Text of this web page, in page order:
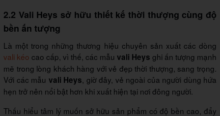
2.2 Vali Heys sở hữu thiết kế thời thượng cùng độ
bền ấn tượng
Là một trong những thương hiệu chuyên sản xuất các dòng
vali kéo cao cấp, vì thế, các mẫu vali Heys ghi ấn tượng mạnh
mẽ trong lòng khách hàng với vẻ đẹp thời thượng, sang trọng.
Với các mẫu vali Heys, giờ đây, vẻ ngoài của người dùng hứa
hẹn trở nên nổi bật hơn khi xuất hiện tại nơi đông người.
Thấu hiểu tâm lý muốn sở hữu sản phẩm có độ bền cao, đẩy